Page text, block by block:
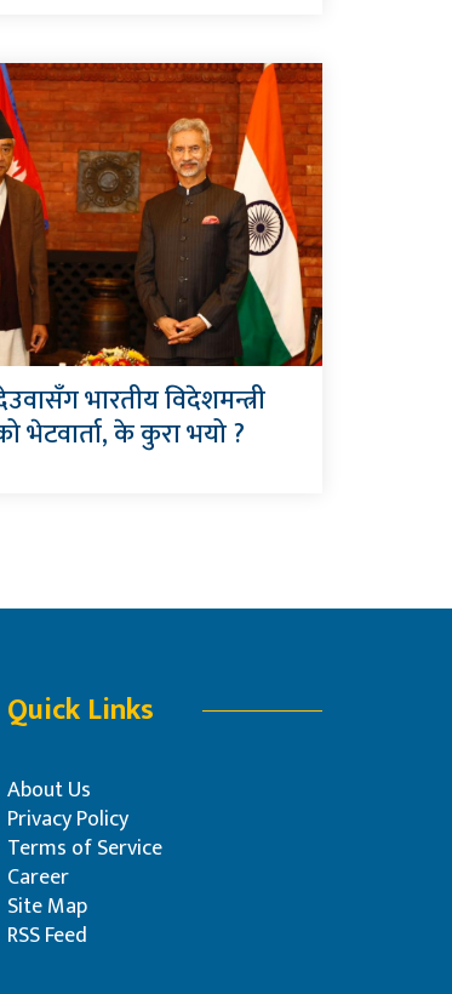
भारतीय विदेशमन्त्री
के कुरा भयो ?
Quick Links
About Us
Privacy Policy
Terms of Service
Career
Site Map
RSS Feed